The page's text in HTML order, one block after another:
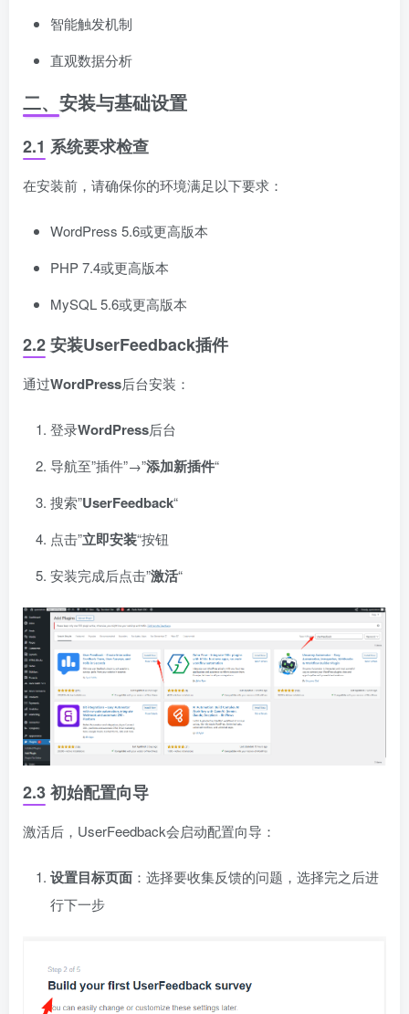
智能触发机制
直观数据分析
二、安装与基础设置
2.1 系统要求检查
在安装前，请确保你的环境满足以下要求：
WordPress 5.6或更高版本
PHP 7.4或更高版本
MySQL 5.6或更高版本
2.2 安装UserFeedback插件
通过WordPress后台安装：
登录WordPress后台
导航至”插件”→”添加新插件“
搜索”UserFeedback“
点击”立即安装“按钮
安装完成后点击”激活“
2.3 初始配置向导
激活后，UserFeedback会启动配置向导：
设置目标页面 ：选择要收集反馈的问题，选择完之后进
行下一步